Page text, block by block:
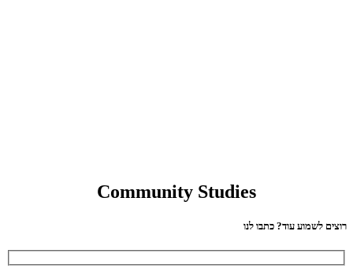
Community Studies
רוצים לשמוע עוד? כתבו לנו